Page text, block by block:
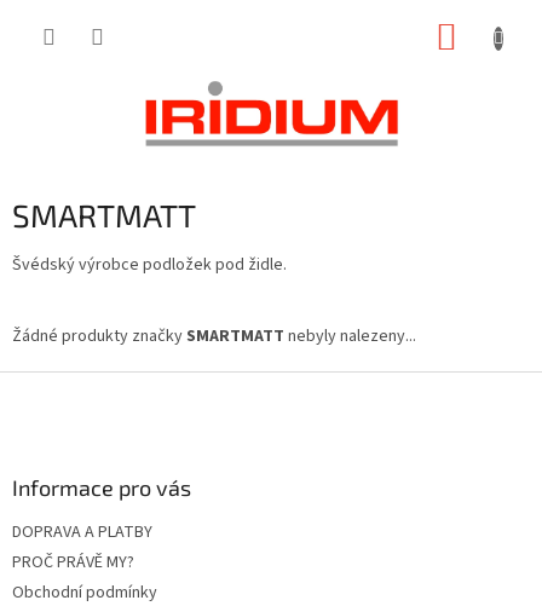
SMARTMATT
Švédský výrobce podložek pod židle.
Žádné produkty značkySMARTMATT nebyly nalezeny...
Informace pro vás
DOPRAVA A PLATBY
PROČ PRÁVĚ MY?
Obchodní podmínky